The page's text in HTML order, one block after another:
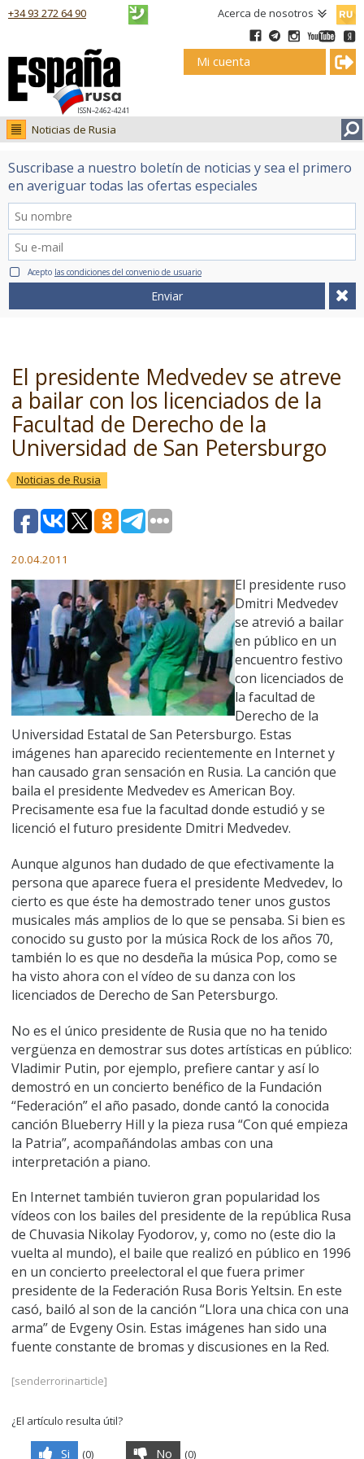
Acerca de nosotros
ISSN–2462-4241
+34 93 272 64 90
Mi cuenta
Noticias de Rusia
Noticias de Rusia
Fotos
Suscribase a nuestro boletín de noticias y sea el primero
en averiguar todas las ofertas especiales
Acepto las condiciones del convenio de usuario
Enviar
El presidente Medvedev se atreve
a bailar con los licenciados de la
Facultad de Derecho de la
Universidad de San Petersburgo
Noticias de Rusia
20.04.2011
El presidente ruso
Dmitri Medvedev
se atrevió a bailar
en público en un
encuentro festivo
con licenciados de
la facultad de
Derecho de la
Universidad Estatal de San Petersburgo. Estas
imágenes han aparecido recientemente en Internet y
han causado gran sensación en Rusia. La canción que
baila el presidente Medvedev es American Boy.
Precisamente esa fue la facultad donde estudió y se
licenció el futuro presidente Dmitri Medvedev.
Aunque algunos han dudado de que efectivamente la
persona que aparece fuera el presidente Medvedev, lo
cierto es que éste ha demostrado tener unos gustos
musicales más amplios de lo que se pensaba. Si bien es
conocido su gusto por la música Rock de los años 70,
también lo es que no desdeña la música Pop, como se
ha visto ahora con el vídeo de su danza con los
licenciados de Derecho de San Petersburgo.
No es el único presidente de Rusia que no ha tenido
vergüenza en demostrar sus dotes artísticas en público:
Vladimir Putin, por ejemplo, prefiere cantar y así lo
demostró en un concierto benéfico de la Fundación
“Federación” el año pasado, donde cantó la conocida
canción Blueberry Hill y la pieza rusa “Con qué empieza
la Patria”, acompañándolas ambas con una
interpretación a piano.
En Internet también tuvieron gran popularidad los
vídeos con los bailes del presidente de la república Rusa
de Chuvasia Nikolay Fyodorov, y, como no (este dio la
vuelta al mundo), el baile que realizó en público en 1996
en un concierto preelectoral el que fuera primer
presidente de la Federación Rusa Boris Yeltsin. En este
casó, bailó al son de la canción “Llora una chica con una
arma” de Evgeny Osin. Estas imágenes han sido una
fuente constante de bromas y discusiones en la Red.
[senderrorinarticle]
¿El artículo resulta útil?
Si (0) No (0)